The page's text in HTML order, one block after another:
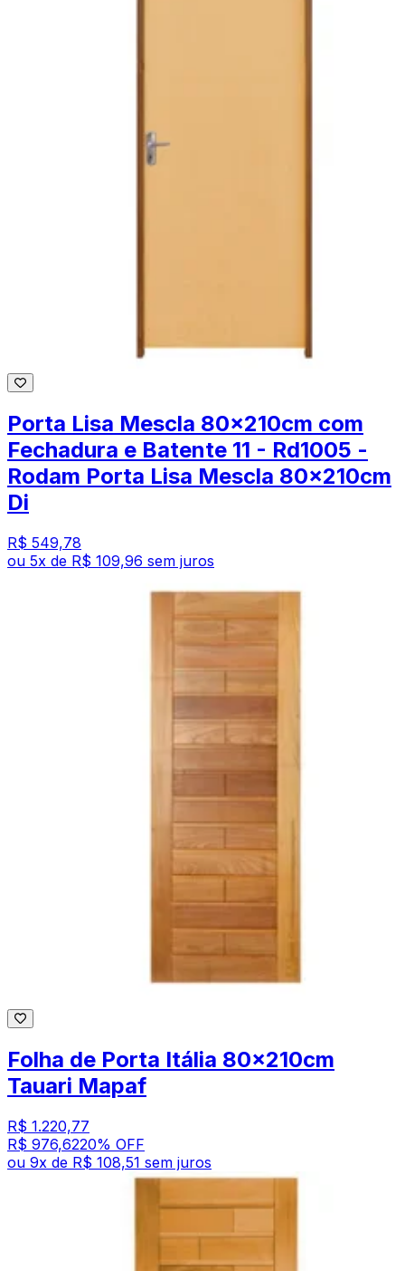
Porta Lisa Mescla 80x210cm com
Fechadura e Batente 11 - Rd1005 -
Rodam Porta Lisa Mescla 80x210cm
Di
R$ 549,78
ou 5x de R$ 109,96 sem juros
Folha de Porta Itália 80x210cm
Tauari Mapaf
R$ 1.220,77
R$ 976,6220% OFF
ou 9x de R$ 108,51 sem juros